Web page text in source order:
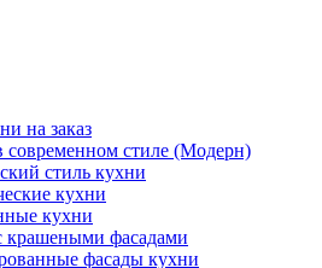
на заказ
современном стиле (Модерн)
стиль кухни
кухни
кухни
крашеными фасадами
фасады кухни